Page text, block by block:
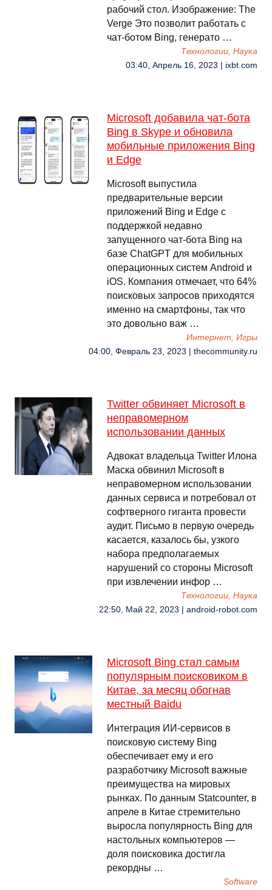
рабочий стол. Изображение: The
Verge Это позволит работать с
чат-ботом Bing, генерато …
Технологии, Наука
03:40, Апрель 16, 2023 | ixbt.com
Microsoft добавила чат-бота
Bing в Skype и обновила
мобильные приложения Bing
и Edge
Microsoft выпустила
предварительные версии
приложений Bing и Edge с
поддержкой недавно
запущенного чат-бота Bing на
базе ChatGPT для мобильных
операционных систем Android и
iOS. Компания отмечает, что 64%
поисковых запросов приходятся
именно на смартфоны, так что
это довольно важ …
Интернет, Игры
04:00, Февраль 23, 2023 | thecommunity.ru
Twitter обвиняет Microsoft в
неправомерном
использовании данных
Адвокат владельца Twitter Илона
Маска обвинил Microsoft в
неправомерном использовании
данных сервиса и потребовал от
софтверного гиганта провести
аудит. Письмо в первую очередь
касается, казалось бы, узкого
набора предполагаемых
нарушений со стороны Microsoft
при извлечении инфор …
Технологии, Наука
22:50, Май 22, 2023 | android-robot.com
Microsoft Bing стал самым
популярным поисковиком в
Китае, за месяц обогнав
местный Baidu
Интеграция ИИ-сервисов в
поисковую систему Bing
обеспечивает ему и его
разработчику Microsoft важные
преимущества на мировых
рынках. По данным Statcounter, в
апреле в Китае стремительно
выросла популярность Bing для
настольных компьютеров —
доля поисковика достигла
рекордны …
Software